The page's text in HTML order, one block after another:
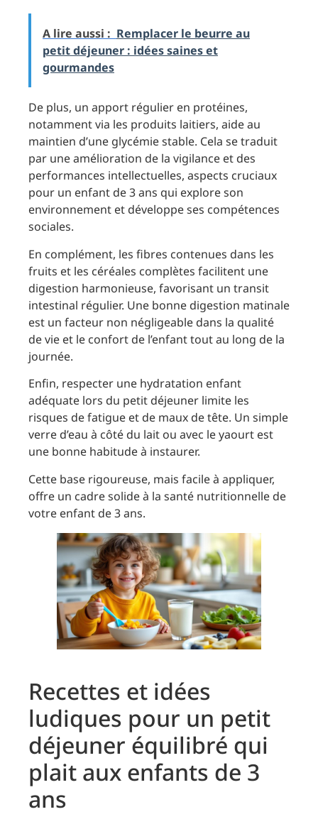
A lire aussi : Remplacer le beurre au
petit déjeuner : idées saines et
gourmandes
De plus, un apport régulier en protéines,
notamment via les produits laitiers, aide au
maintien d’une glycémie stable. Cela se traduit
par une amélioration de la vigilance et des
performances intellectuelles, aspects cruciaux
pour un enfant de 3 ans qui explore son
environnement et développe ses compétences
sociales.
En complément, les fibres contenues dans les
fruits et les céréales complètes facilitent une
digestion harmonieuse, favorisant un transit
intestinal régulier. Une bonne digestion matinale
est un facteur non négligeable dans la qualité
de vie et le confort de l’enfant tout au long de la
journée.
Enfin, respecter une hydratation enfant
adéquate lors du petit déjeuner limite les
risques de fatigue et de maux de tête. Un simple
verre d’eau à côté du lait ou avec le yaourt est
une bonne habitude à instaurer.
Cette base rigoureuse, mais facile à appliquer,
offre un cadre solide à la santé nutritionnelle de
votre enfant de 3 ans.
Recettes et idées
ludiques pour un petit
déjeuner équilibré qui
plait aux enfants de 3
ans